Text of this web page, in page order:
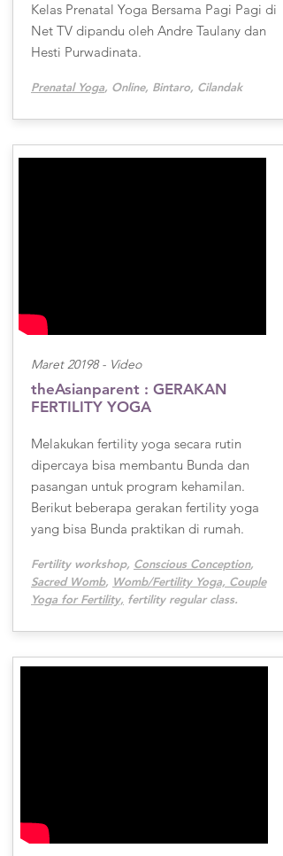
Kelas Prenatal Yoga Bersama Pagi Pagi di
Net TV dipandu oleh Andre Taulany dan
Hesti Purwadinata.
Prenatal Yoga, Online, Bintaro, Cilandak
Maret 20198 - Video
theAsianparent : GERAKAN
FERTILITY YOGA
Melakukan fertility yoga secara rutin
dipercaya bisa membantu Bunda dan
pasangan untuk program kehamilan.
Berikut beberapa gerakan fertility yoga
yang bisa Bunda praktikan di rumah.
Fertility workshop, Conscious Conception,
Sacred Womb, Womb/Fertility Yoga, Couple
Yoga for Fertility, fertility regular class.